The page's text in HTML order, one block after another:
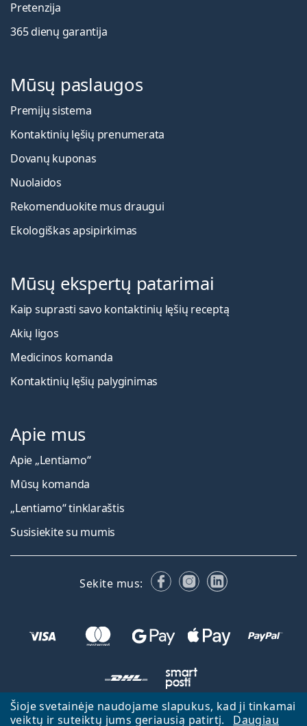
Šioje svetainėje naudojame slapukus, kad ji tinkamai
veiktų ir suteiktų jums geriausią patirtį.
Daugiau
Pretenzija
365 dienų garantija
Mūsų paslaugos
Premijų sistema
Kontaktinių lęšių prenumerata
Dovanų kuponas
Nuolaidos
Rekomenduokite mus draugui
Ekologiškas apsipirkimas
Mūsų ekspertų patarimai
Kaip suprasti savo kontaktinių lęšių receptą
Akių ligos
Medicinos komanda
Kontaktinių lęšių palyginimas
Apie mus
Apie „Lentiamo“
Mūsų komanda
„Lentiamo“ tinklaraštis
Susisiekite su mumis
Sekite mus: FacebookInstagram
LinkedIn
Atgal į pagrindinį puslapį Eiti aukštyn